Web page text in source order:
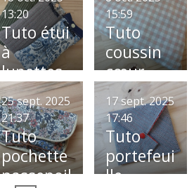
champag
ne
Tuto étui
à
lunettes
13:20
Tuto
coussin
cœur
Octobre
Rose 💕
15:59
Tuto
pochette
passepoil
25 sept. 2025
21:37
Tuto
portefeui
lle
17 sept. 2025
17:46